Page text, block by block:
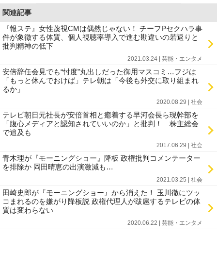
関連記事
『報ステ』女性蔑視CMは偶然じゃない！ チーフPセクハラ事
件が象徴する体質、個人視聴率導入で進む勘違いの若返りと
批判精神の低下
2021.03.24 | 芸能・エンタメ
安倍辞任会見でも“忖度”丸出しだった御用マスコミ…フジは
「もっと休んでおけば」テレ朝は「今後も外交に取り組まれ
るか」
2020.08.29 | 社会
テレビ朝日元社長が安倍首相と癒着する早河会長ら現幹部を
「腹心メディアと認知されていいのか」と批判！ 株主総会
で追及も
2017.06.29 | 社会
青木理が『モーニングショー』降板 政権批判コメンテーター
を排除か 岡田晴恵の出演激減も…
2021.03.25 | 社会
田崎史郎が『モーニングショー』から消えた！ 玉川徹にツッ
コまれるのを嫌がり降板説 政権代理人が跋扈するテレビの体
質は変わらない
2020.06.22 | 芸能・エンタメ